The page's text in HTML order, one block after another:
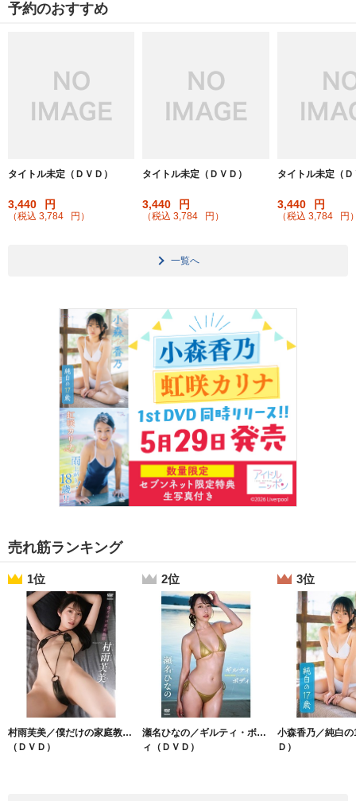
予約のおすすめ
タイトル未定（ＤＶＤ）
3,440 円
（税込 3,784 円 ）
タイトル未定（ＤＶＤ）
3,440 円
（税込3,784 円 ）
タイトル未定（Ｄ
3,440 円
（税込 3,784 円
一覧へ
売れ筋ランキング
1位
村雨芙美／僕だけの家庭教師
（ＤＶＤ）
2位
瀬名ひなの／ギルティ・ボデ
ィ（ＤＶＤ）
3位
小森香乃／純白
Ｄ）